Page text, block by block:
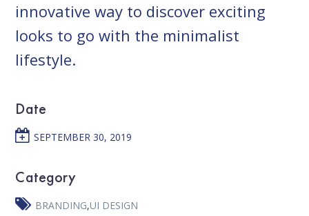
innovative way to discover exciting
looks to go with the minimalist
lifestyle.
Date
SEPTEMBER 30, 2019
Category
BRANDING,UI DESIGN